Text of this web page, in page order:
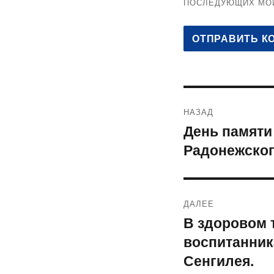
по
записям
НАЗАД
Предыдущая
запись:
День
ДАЛЕЕ
Следующая
запись:
В здоровом
Сенгилея.